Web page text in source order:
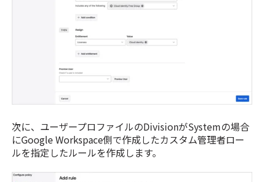
次に、ユーザープロファイルのDivisionがSystemの場合
にGoogle Workspace側で作成したカスタム管理者ロー
ルを指定したルールを作成します。